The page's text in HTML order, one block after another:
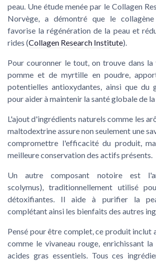
peau. Une étude menée par le Collagen
Norvège, a démontré que le
favorise la régénération de la peau et
rides (Collagen Research Institute).
Pour couronner le tout, on trouve dans
pomme et de myrtille en poudre,
potentielles antioxydantes, ainsi que du
pour aider à maintenir la santé globale de la
L'ajout d'ingrédients naturels comme les
maltodextrine assure non seulement une
compromettre l'efficacité du produit,
meilleure conservation des actifs présents.
Un autre composant notoire est
scolymus), traditionnellement utilisé
détoxifiantes. Il aide à purifier la
complétant ainsi les bienfaits des autres
Pensé pour être complet, ce produit inclut
comme le vivaneau rouge, enrichissant
acides gras essentiels. Tous ces